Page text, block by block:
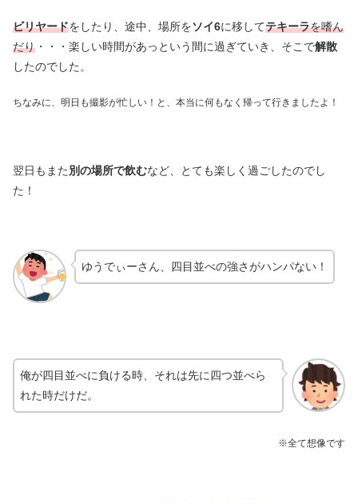
ビリヤードをしたり、途中、場所をソイ6に移してテキーラを嗜ん
だり ・・・楽しい時間があっという間に過ぎていき、そこで解散
したのでした。
ちなみに、明日も撮影が忙しい！と、本当に何もなく帰って行きましたよ！
翌日もまた別の場所で飲むなど、とても楽しく過ごしたのでし
た！
ゆうでぃーさん、四目並べの強さがハンパない！
俺が四目並べに負ける時、それは先に四つ並べら
れた時だけだ。
※全て想像です